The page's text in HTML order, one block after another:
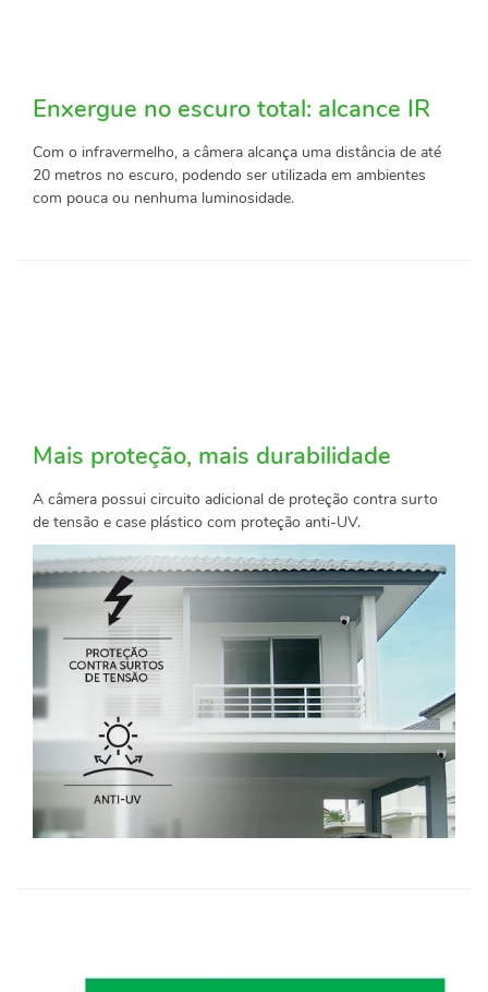
Enxergue no escuro total: alcance IR
Com o infravermelho, a câmera alcança uma distância de até
20 metros no escuro, podendo ser utilizada em ambientes
com pouca ou nenhuma luminosidade.
Mais proteção, mais durabilidade
A câmera possui circuito adicional de proteção contra surto
de tensão e case plástico com proteção anti-UV.